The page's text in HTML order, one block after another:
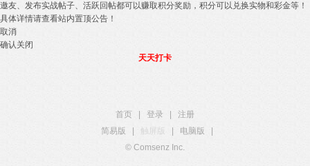
邀友、发布实战帖子、活跃回帖都可以赚取积分奖励，积分可以兑换实物和彩金等！
具体详情请查看站内置顶公告！
取消
确认关闭
天天打卡
首页 登录
注册
简易版
触屏版 电脑版
© Comsenz Inc.